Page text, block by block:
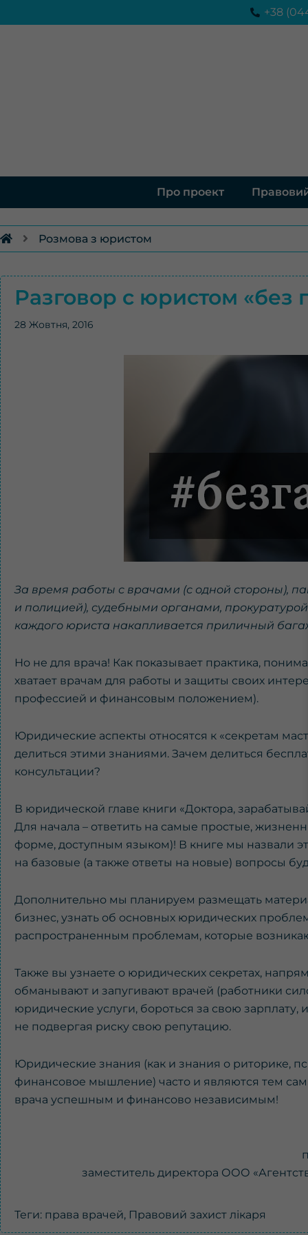
до
+38
Про проект
Розмова з юристом
Разговор с юристом «без
28 Жовтня, 2016
За время работы с врачами (с одной стороны),
и полицией), судебными органами,
каждого юриста накапливается приличный
Но не для врача! Как показывает практика,
хватает врачам для работы и защиты своих
профессией и финансовым положением).
Юридические аспекты относятся к «секретам
делиться этими знаниями. Зачем делиться
консультации?
В юридической главе книги «Доктора,
Для начала – ответить на самые простые,
форме, доступным языком)! В книге мы назвали
на базовые (а также ответы на новые) вопросы
Дополнительно мы планируем размещать
бизнес, узнать об основных юридических
распространенным проблемам, которые
Также вы узнаете о юридических секретах,
обманывают и запугивают врачей (работники
юридические услуги, бороться за свою
не подвергая риску свою репутацию.
Юридические знания (как и знания о риторике,
финансовое мышление) часто и являются тем
врача успешным и финансово независимым!
заместитель директора ООО
Теги: права врачей, Правовий захист лікаря